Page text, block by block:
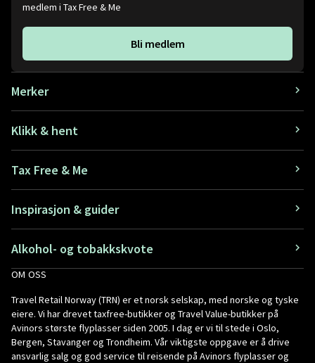
medlem i Tax Free & Me
Bli medlem
Merker
Klikk & hent
Tax Free & Me
Inspirasjon & guider
Alkohol- og tobakkskvote
OM OSS
Travel Retail Norway (TRN) er et norsk selskap, med norske og tyske
eiere. Vi har drevet taxfree-butikker og Travel Value-butikker på
Avinors største flyplasser siden 2005. I dag er vi til stede i Oslo,
Bergen, Stavanger og Trondheim. Vår viktigste oppgave er å drive
ansvarlig salg og god service til reisende på Avinors flyplasser og